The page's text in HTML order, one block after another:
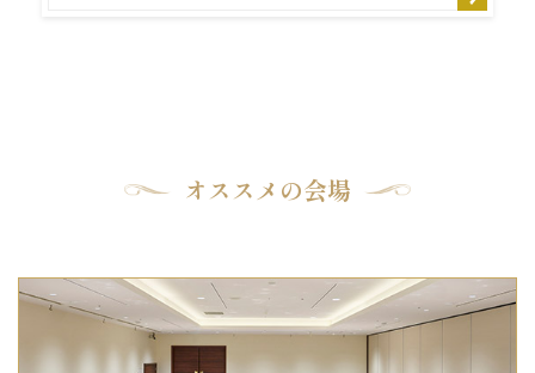
オススメの会場